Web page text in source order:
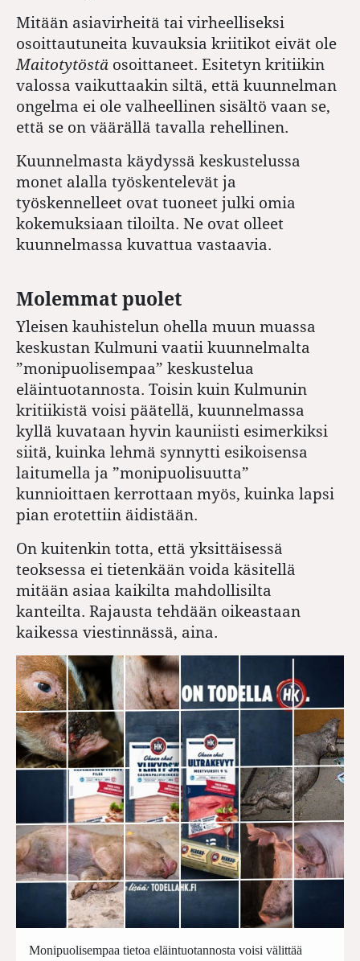
Mitään asiavirheitä tai virheelliseksi
osoittautuneita kuvauksia kriitikot eivät ole
Maitotytöstä osoittaneet. Esitetyn kritiikin
valossa vaikuttaakin siltä, että kuunnelman
ongelma ei ole valheellinen sisältö vaan se,
että se on väärällä tavalla rehellinen.
Kuunnelmasta käydyssä keskustelussa
monet alalla työskentelevät ja
työskennelleet ovat tuoneet julki omia
kokemuksiaan tiloilta. Ne ovat olleet
kuunnelmassa kuvattua vastaavia.
Molemmat puolet
Yleisen kauhistelun ohella muun muassa
keskustan Kulmuni vaatii kuunnelmalta
”monipuolisempaa” keskustelua
eläintuotannosta. Toisin kuin Kulmunin
kritiikistä voisi päätellä, kuunnelmassa
kyllä kuvataan hyvin kauniisti esimerkiksi
siitä, kuinka lehmä synnytti esikoisensa
laitumella ja ”monipuolisuutta”
kunnioittaen kerrottaan myös, kuinka lapsi
pian erotettiin äidistään.
On kuitenkin totta, että yksittäisessä
teoksessa ei tietenkään voida käsitellä
mitään asiaa kaikilta mahdollisilta
kanteilta. Rajausta tehdään oikeastaan
kaikessa viestinnässä, aina.
Monipuolisempaa tietoa eläintuotannosta voisi välittää